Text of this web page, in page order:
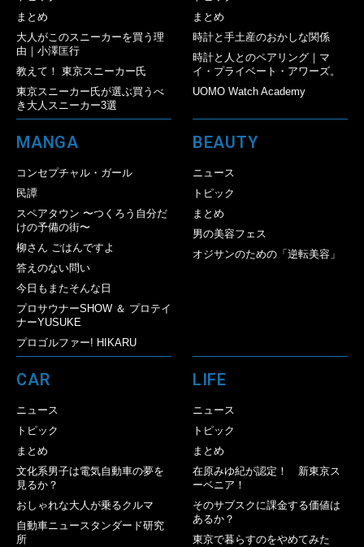
まとめ
大人がこのスニーカーを買う理
由｜小澤匡行
教えて！ 東京スニーカー氏
東京スニーカー氏が選ぶ買うべ
き大人スニーカー3選
まとめ
時計と手土産のおかしな関係
時計と人とのペアリング｜マ
イ・プライベート・アワーズ。
UOMO Watch Academy
MANGA
コンセプチャル・ガール
民譚
スペアタウン 〜つくろう自分だ
けの予備の街〜
柳さん ごはんですよ
答えのない問い
今日もまたそんな日
プロサウナーSHOW ＆ プロテイ
ナーYUSUKE
プロゴルファー! HIKARU
BEAUTY
ニュース
トピック
まとめ
男の美容フェス
オジサンのための「逆転美容」
CAR
ニュース
トピック
まとめ
文化系男子は電気自動車の夢を
見るか？
おしゃれな大人が乗るクルマ
自動車ニュースタンダード研究
所
LIFE
ニュース
トピック
まとめ
在原みゆ紀が認定！ 新東京ス
ーベニア！
そのサブスクに課金する価値は
あるか？
東京で暮らすのをやめてみた